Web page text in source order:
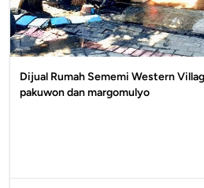
Dijual Rumah Sememi Western
pakuwon dan margomulyo